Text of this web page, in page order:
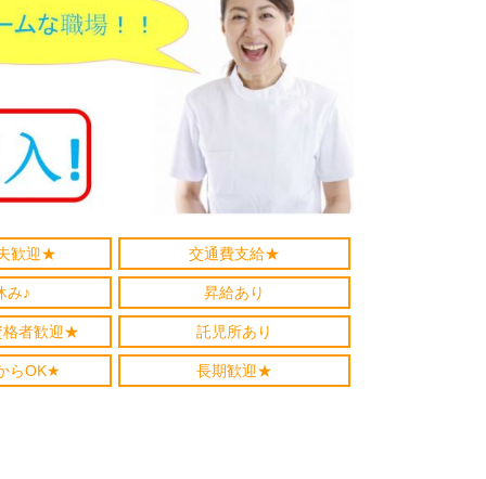
歓迎★ 交通費支給★
み♪ 昇給あり
格者歓迎★ 託児所あり
らOK★ 長期歓迎★